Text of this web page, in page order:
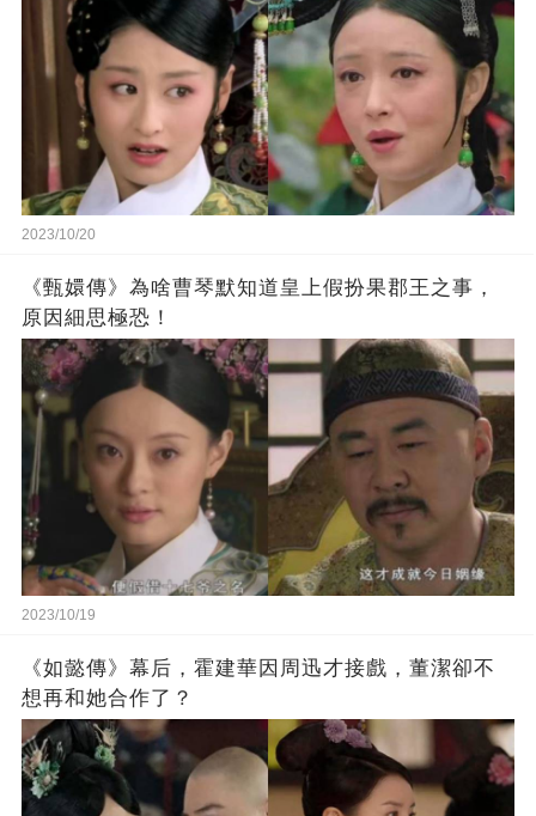
2023/10/20
《甄嬛傳》為啥曹琴默知道皇上假扮果郡王之事，
原因細思極恐！
2023/10/19
《如懿傳》幕后，霍建華因周迅才接戲，董潔卻不
想再和她合作了？